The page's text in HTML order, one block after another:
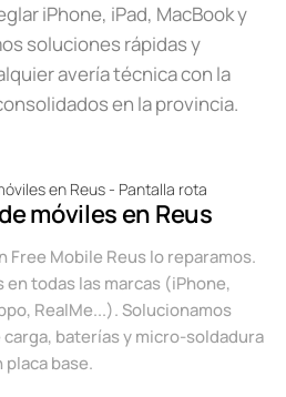
iPhone, iPad, MacBook y
soluciones rápidas y
avería técnica con la
en la provincia.
móviles en Reus
Free Mobile Reus lo reparamos.
todas las marcas (iPhone,
RealMe...). Solucionamos
baterías y micro-soldadura
placa base.